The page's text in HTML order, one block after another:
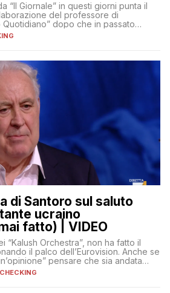
“Il Giornale” in questi giorni punta il
del professore di
Quotidiano” dopo che in passato
di Santoro sul saluto
ucraino
fatto) | VIDEO
“Kalush Orchestra”, non ha fatto il
il palco dell’Eurovision. Anche se
pensare che sia andata